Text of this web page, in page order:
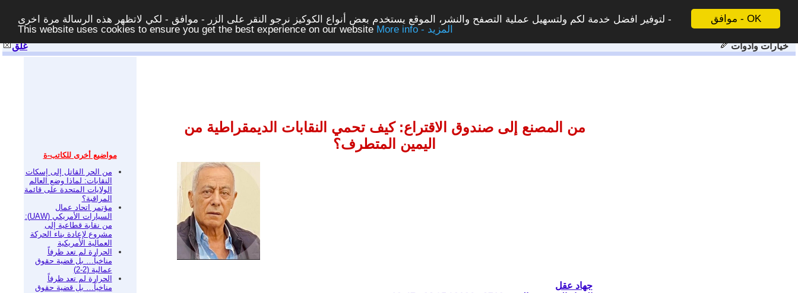
موافق - OK
لتوفير افضل خدمة لكم ولتسهيل عملية التصفح والنشر، الموقع يستخدم بعض أنواع الكوكيز نرجو النقر على الزر - موافق - لكي لاتظهر هذه الرسالة مرة اخرى -
This website uses cookies to ensure you get the best experience on our website
More info - المزيد
غلق خيارات وادوات
مواضيع أخرى للكاتب-ة
من الحر القاتل إلى إسكات
النقابات: لماذا وضع العالم
الولايات المتحدة على قائمة
المراقبة؟
مؤتمر اتحاد عمال
السيارات الأمريكي (UAW):
من نقابة قطاعية إلى
مشروع لإعادة بناء الحركة
العمالية الأمريكية
الحرارة لم تعد ظرفاً
مناخياً… بل قضية حقوق
عمالية (2-2)
الحرارة لم تعد ظرفاً
مناخياً… بل قضية حقوق
من المصنع إلى صندوق الاقتراع: كيف تحمي النقابات الديمقراطية من
اليمين المتطرف؟
جهاد عقل